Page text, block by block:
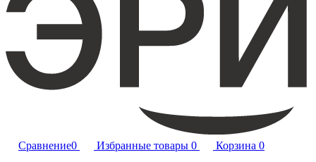
Сравнение0 Избранные товары 0 Корзина 0